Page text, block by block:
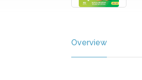
Overview